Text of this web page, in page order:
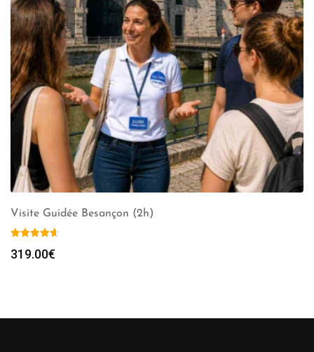
Visite Guidée Besançon (2h)
319.00€